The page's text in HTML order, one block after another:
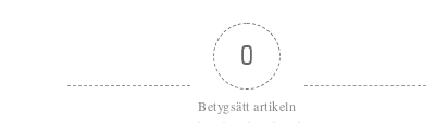
0
Betygsätt artikeln